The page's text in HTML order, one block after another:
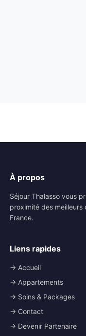
À propos
Séjour Thalasso vous
proximité des meilleurs
France.
Liens rapides
→ Accueil
→ Appartements
→ Soins & Packages
→ Contact
→ Devenir Partenaire